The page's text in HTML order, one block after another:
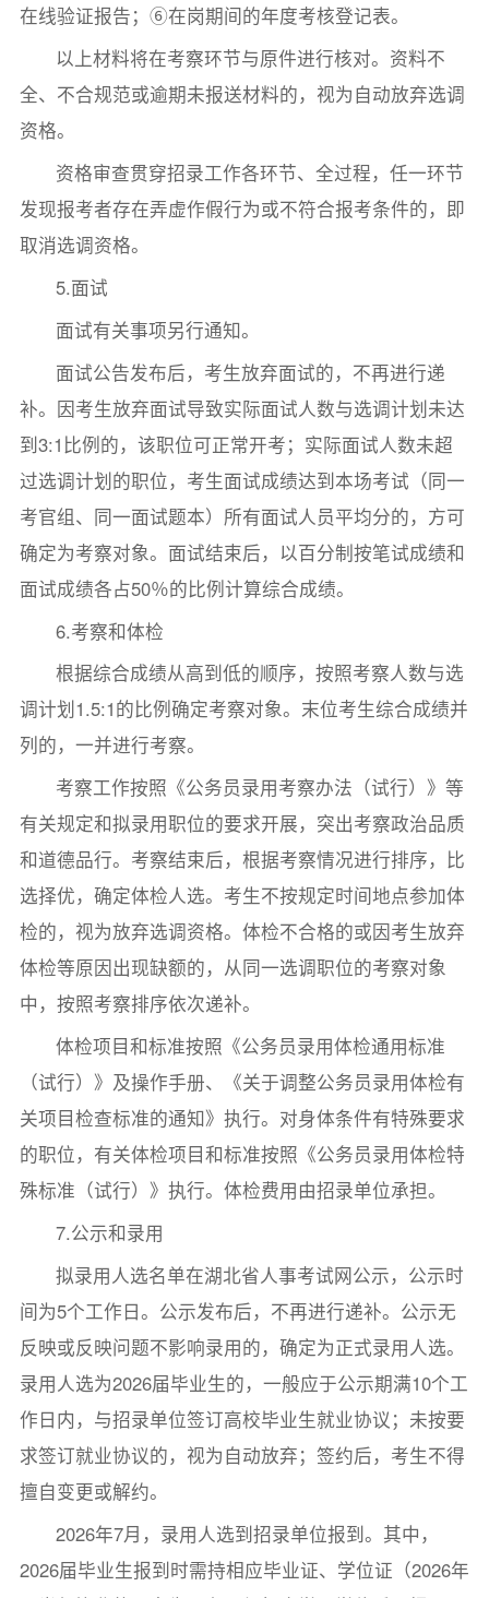
在线验证报告；⑥在岗期间的年度考核登记表。
以上材料将在考察环节与原件进行核对。资料不
全、不合规范或逾期未报送材料的，视为自动放弃选调
资格。
资格审查贯穿招录工作各环节、全过程，任一环节
发现报考者存在弄虚作假行为或不符合报考条件的，即
取消选调资格。
5.面试
面试有关事项另行通知。
面试公告发布后，考生放弃面试的，不再进行递
补。因考生放弃面试导致实际面试人数与选调计划未达
到3:1比例的，该职位可正常开考；实际面试人数未超
过选调计划的职位，考生面试成绩达到本场考试（同一
考官组、同一面试题本）所有面试人员平均分的，方可
确定为考察对象。面试结束后，以百分制按笔试成绩和
面试成绩各占50％的比例计算综合成绩。
6.考察和体检
根据综合成绩从高到低的顺序，按照考察人数与选
调计划1.5:1的比例确定考察对象。末位考生综合成绩并
列的，一并进行考察。
考察工作按照《公务员录用考察办法（试行）》等
有关规定和拟录用职位的要求开展，突出考察政治品质
和道德品行。考察结束后，根据考察情况进行排序，比
选择优，确定体检人选。考生不按规定时间地点参加体
检的，视为放弃选调资格。体检不合格的或因考生放弃
体检等原因出现缺额的，从同一选调职位的考察对象
中，按照考察排序依次递补。
体检项目和标准按照《公务员录用体检通用标准
（试行）》及操作手册、《关于调整公务员录用体检有
关项目检查标准的通知》执行。对身体条件有特殊要求
的职位，有关体检项目和标准按照《公务员录用体检特
殊标准（试行）》执行。体检费用由招录单位承担。
7.公示和录用
拟录用人选名单在湖北省人事考试网公示，公示时
间为5个工作日。公示发布后，不再进行递补。公示无
反映或反映问题不影响录用的，确定为正式录用人选。
录用人选为2026届毕业生的，一般应于公示期满10个工
作日内，与招录单位签订高校毕业生就业协议；未按要
求签订就业协议的，视为自动放弃；签约后，考生不得
擅自变更或解约。
2026年7月，录用人选到招录单位报到。其中，
2026届毕业生报到时需持相应毕业证、学位证（2026年